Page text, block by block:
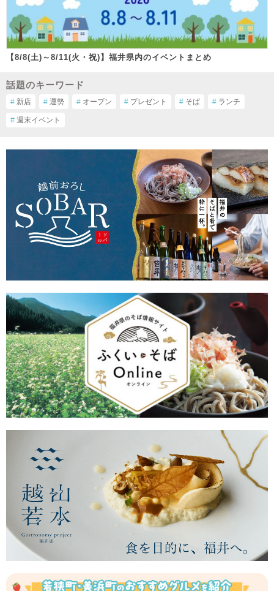
【8/8(土)～8/11(火・祝)】福井県内のイベントまとめ
話題のキーワード
# 新店 # 運勢 # オープン # プレゼント # そば # ランチ
# 週末イベント